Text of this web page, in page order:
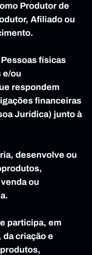
Produtor de
Afiliado ou
Pessoas físicas
e/ou
respondem
financeiras
e legais do Usuário (Pessoa Jurídica) junto à
desenvolve ou
ou
participa, em
criação e